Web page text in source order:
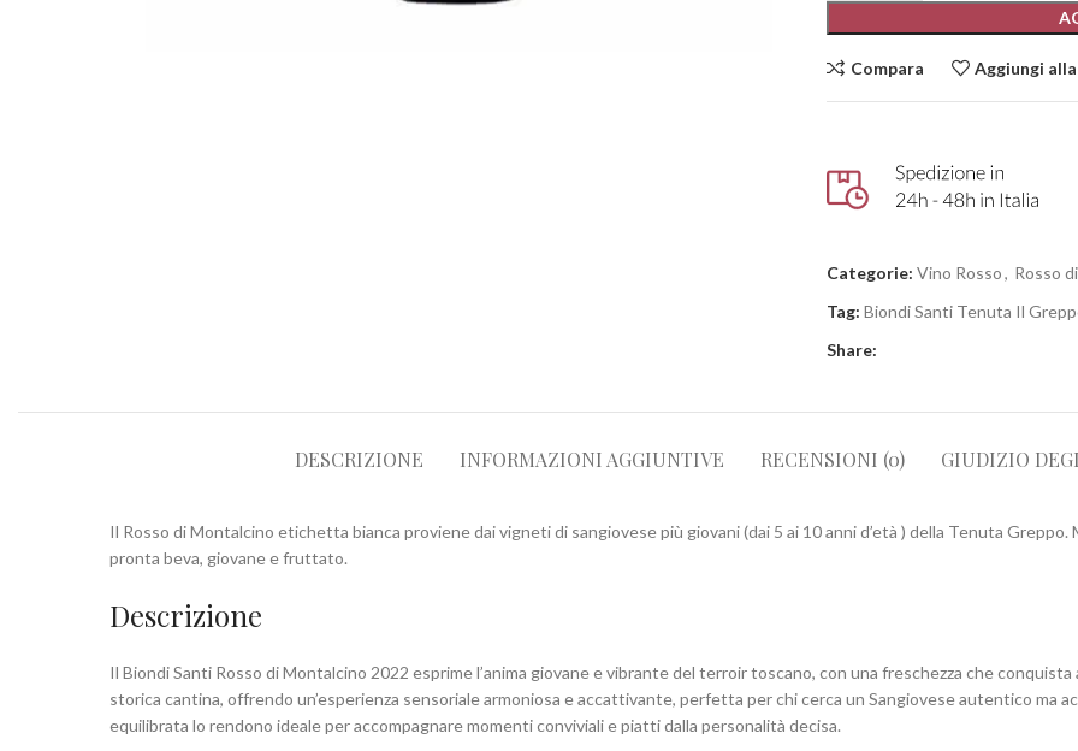
Compara Aggiungi
Categorie: Vino Rosso, Rosso
Tag: Biondi Santi Tenuta Il
Share:
DESCRIZIONE INFORMAZIONI AGGIUNTIVE RECENSIONI (0) GIUDIZIO
Il Rosso di Montalcino etichetta bianca proviene dai vigneti di sangiovese più giovani (dai 5 ai 10 anni d’età ) della Tenuta
pronta beva, giovane e fruttato.
Descrizione
Il Biondi Santi Rosso di Montalcino 2022 esprime l’anima giovane e vibrante del terroir toscano, con una freschezza che
storica cantina, offrendo un’esperienza sensoriale armoniosa e accattivante, perfetta per chi cerca un Sangiovese autentico ma
equilibrata lo rendono ideale per accompagnare momenti conviviali e piatti dalla personalità decisa.